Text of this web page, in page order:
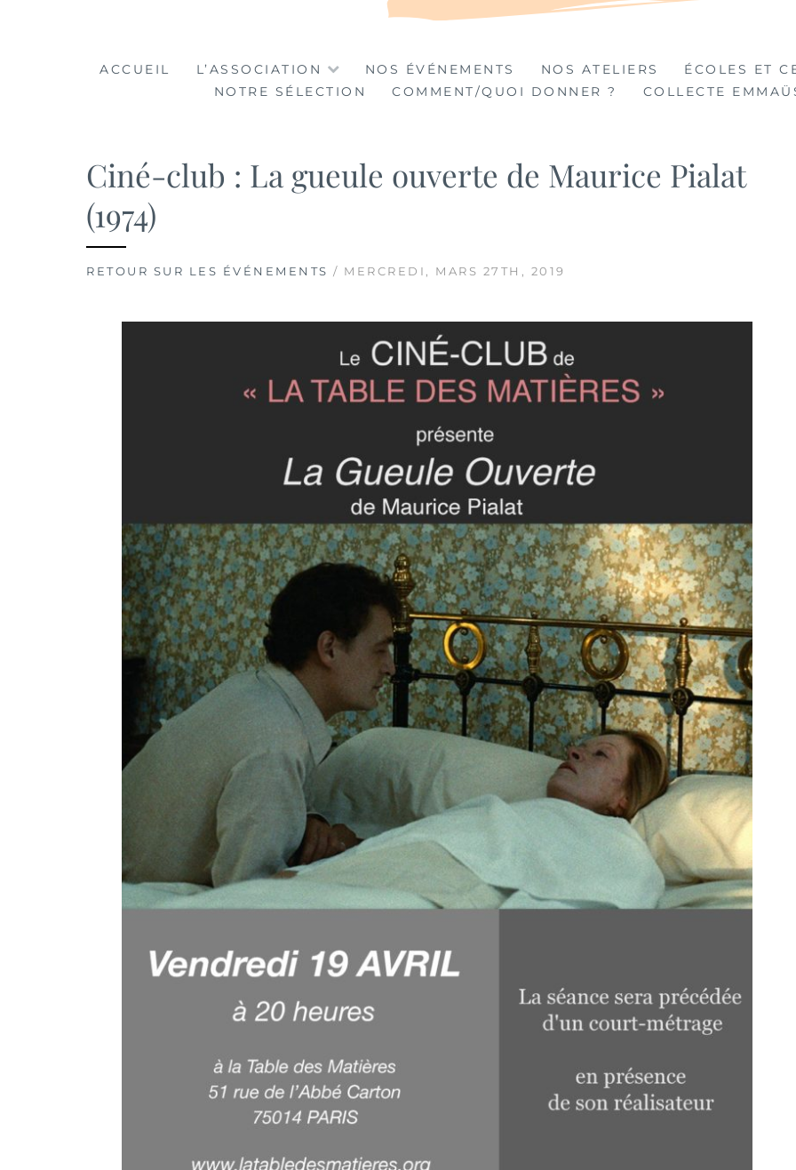
LA TABLE DES MATIÈRES
ACCUEIL L’ASSOCIATION NOS ÉVÉNEMENTS NOS ATELIERS ÉCOLES ET
NOTRE SÉLECTION
COMMENT/QUOI DONNER ? COLLECTE
Ciné-club : La gueule ouverte de Maurice Pialat
(1974)
RETOUR SUR LES ÉVÉNEMENTS / MERCREDI, MARS 27TH, 2019